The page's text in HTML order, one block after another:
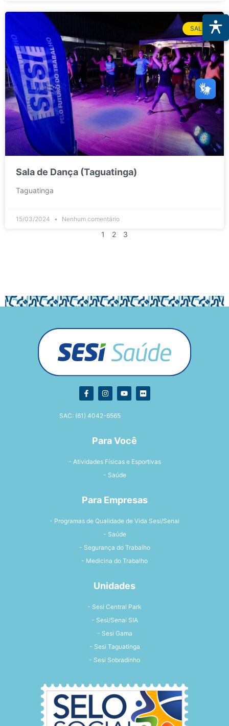
SALA
Sala de Dança (Taguatinga)
Taguatinga
15/03/2024 Nenhum comentário
1 2 3
SAC: (61) 4042-6565
Para Você
- Atividades Físicas e Esportivas
- Saúde
Para Empresas
- Programas de Qualidade de Vida Sesi/Senai
- Saúde
- Segurança do Trabalho
- Medicina do Trabalho
Unidades
- Sesi Central Park
- Sesi/Senai SIA
- Sesi Gama
- Sesi Taguatinga
- Sesi Sobradinho